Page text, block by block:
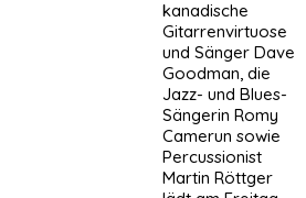
kanadische
Gitarrenvirtuose
und Sänger Dave
Goodman, die
Jazz- und Blues-
Sängerin Romy
Camerun sowie
Percussionist
Martin Röttger